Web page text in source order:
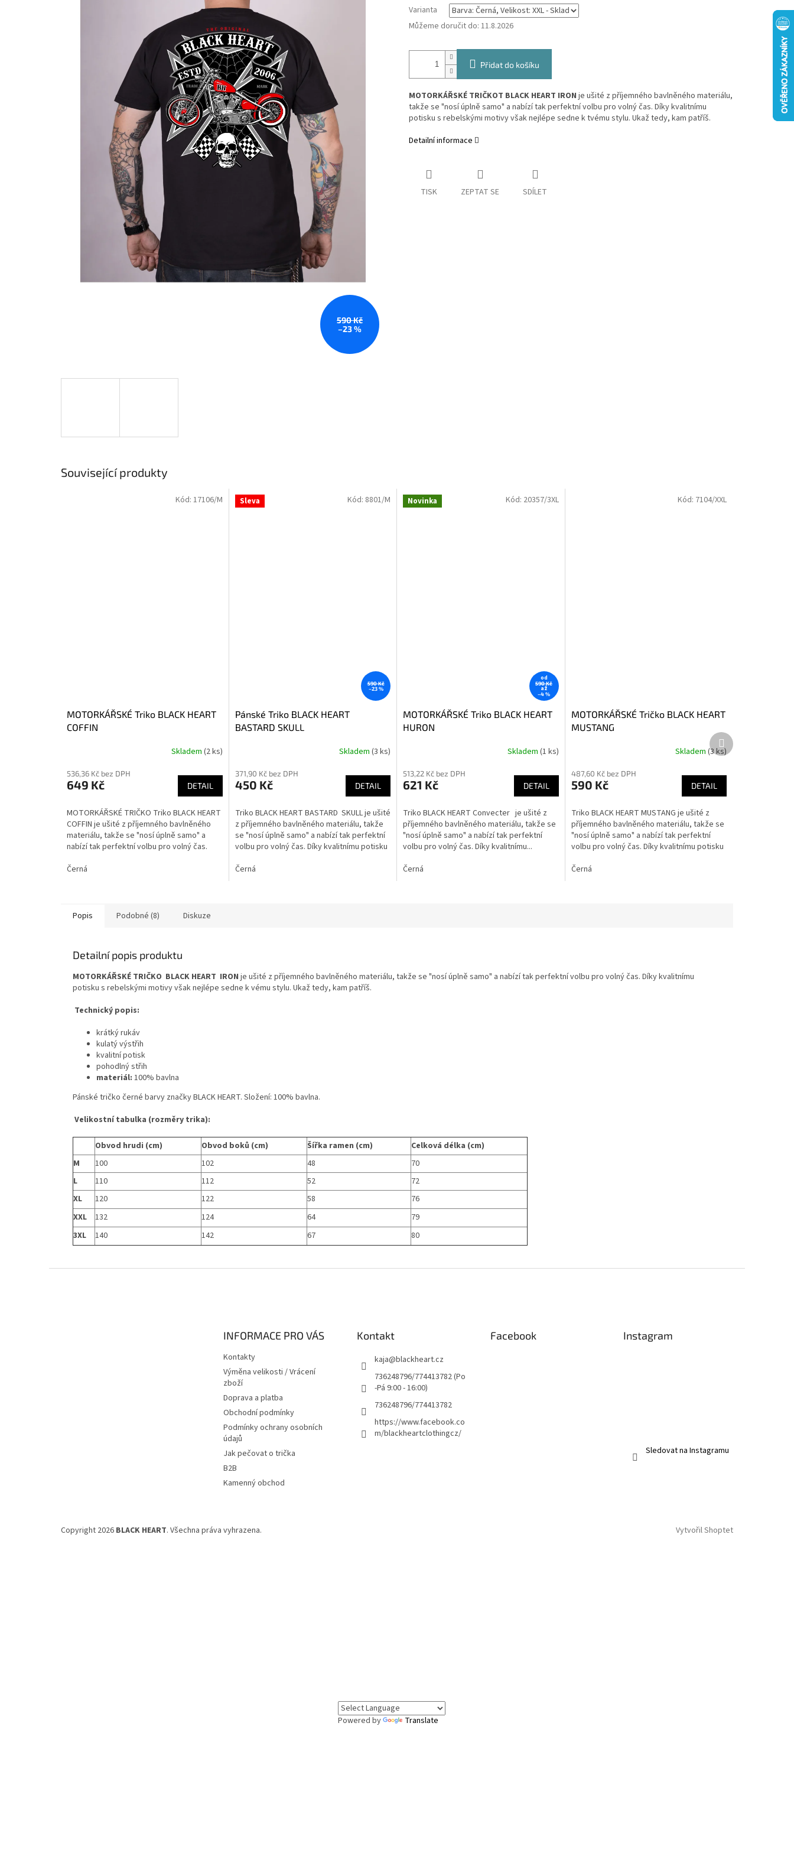
590 Kč
–23 %
Varianta
Můžeme doručit do: 11.8.2026
Přidat do košíku
MOTORKÁŘSKÉ TRIČKOT BLACK HEART IRON je ušité z příjemného bavlněného materiálu,
takže se "nosí úplně samo" a nabízí tak perfektní volbu pro volný čas. Díky kvalitnímu
potisku s rebelskými motivy však nejlépe sedne k tvému stylu. Ukaž tedy, kam patříš.
Detailní informace
TISK ZEPTAT SE SDÍLET
Související produkty
MOTORKÁŘSKÉ Triko BLACK HEART
COFFIN
produktu
je
z
5
hvězdiček.
Skladem (2 ks)
536,36 Kč bez DPH
649 Kč DETAIL
MOTORKÁŘSKÉ TRIČKO Triko BLACK HEART
COFFIN je ušité z příjemného bavlněného
materiálu, takže se "nosí úplně samo" a
nabízí tak perfektní volbu pro volný čas.
Černá
Kód: 17106/M Sleva
590 Kč
–23 %
Pánské Triko BLACK HEART
BASTARD SKULL
produktu
je
z
5
hvězdiček.
Skladem(3 ks)
371,90 Kč bez DPH
450 Kč DETAIL
Triko BLACK HEART BASTARD SKULL je ušité
z příjemného bavlněného materiálu, takže
se "nosí úplně samo" a nabízí tak perfektní
volbu pro volný čas. Díky kvalitnímu potisku
Černá
Kód: 8801/M Novinka
od
590 Kč
až
–4 %
MOTORKÁŘSKÉ Triko BLACK HEART
HURON
Skladem (1 ks)
513,22 Kč bez DPH
621 Kč DETAIL
Triko BLACK HEART Convecter je ušité z
příjemného bavlněného materiálu, takže se
"nosí úplně samo" a nabízí tak perfektní
volbu pro volný čas. Díky kvalitnímu...
Černá
Kód: 20357/3XL
MOTORKÁŘSKÉ Tričko BLACK HEART
MUSTANG
produktu
je
z
5
hvězdiček.
Skladem(3 ks)
487,60 Kč bez DPH
590 Kč DETAIL
Triko BLACK HEART MUSTANG je ušité z
příjemného bavlněného materiálu, takže se
"nosí úplně samo" a nabízí tak perfektní
volbu pro volný čas. Díky kvalitnímu potisku
Černá
Kód: 7104/XXL
Další
produkt
Popis Podobné (8) Diskuze
Detailní popis produktu
MOTORKÁŘSKÉ TRIČKO BLACK HEART IRON je ušité z příjemného bavlněného materiálu, takže se "nosí úplně samo" a nabízí tak perfektní volbu pro volný čas. Díky kvalitnímu
potisku s rebelskými motivy však nejlépe sedne k vému stylu. Ukaž tedy, kam patříš.
Technický popis:
krátký rukáv
kulatý výstřih
kvalitní potisk
pohodlný střih
materiál: 100% bavlna
Pánské tričko černé barvy značky BLACK HEART. Složení: 100% bavlna.
Velikostní tabulka (rozměry trika):
Obvod hrudi (cm) Obvod boků (cm) Šířka ramen (cm)
Celková délka (cm)
M
100 102 48
70
L
110 112 52
72
XL
120 122 58
76
XXL
132 124 64
79
3XL
140 142 67 80
INFORMACE PRO VÁS
Kontakty
Výměna velikosti / Vrácení
zboží
Doprava a platba
Obchodní podmínky
Podmínky ochrany osobních
údajů
Jak pečovat o trička
B2B
Kamenný obchod
Kontakt
kaja@blackheart.cz
736248796/774413782 (Po
-Pá 9:00 - 16:00)
736248796/774413782
https://www.facebook.co
m/blackheartclothingcz/
Facebook Instagram
Sledovat na Instagramu
Vytvořil Shoptet
Copyright 2026 BLACK HEART. Všechna práva vyhrazena.
Powered by Translate